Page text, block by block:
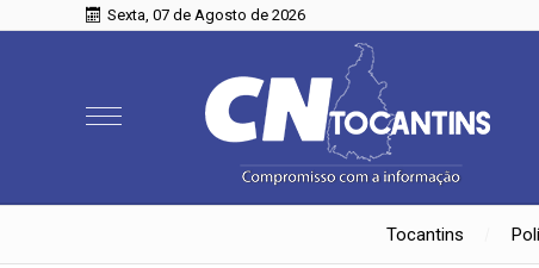
Sexta, 07 de Agosto de 2026
Tocantins